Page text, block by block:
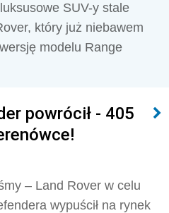
SUV-y stale
który już niebawem
modelu Range
powrócił - 405
– Land Rover w celu
wypuścił na rynek